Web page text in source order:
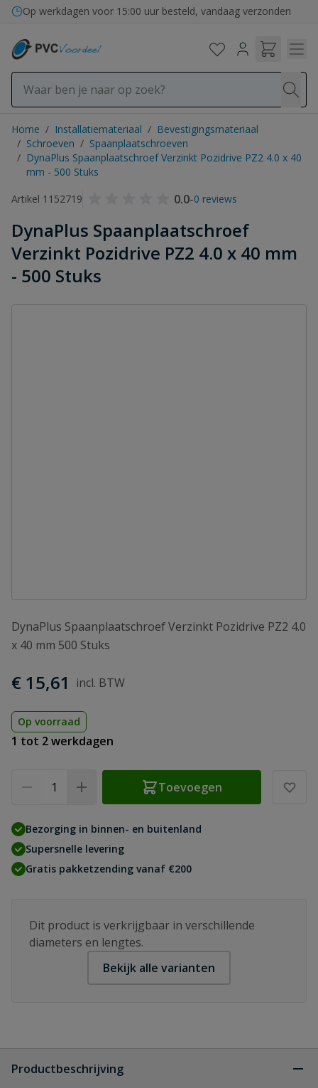
Ga naar de inhoud
Op werkdagen voor 15:00 uur besteld, vandaag verzonden
Home / Installatiemateriaal / Bevestigingsmateriaal
/ Schroeven / Spaanplaatschroeven
/ DynaPlus Spaanplaatschroef Verzinkt Pozidrive PZ2 4.0 x 40
mm - 500 Stuks
Artikel 1152719
0.0-0 reviews
DynaPlus Spaanplaatschroef
Verzinkt Pozidrive PZ2 4.0 x 40 mm
- 500 Stuks
DynaPlus Spaanplaatschroef Verzinkt Pozidrive PZ2 4.0
x 40 mm 500 Stuks
€ 15,61
Op voorraad
1 tot 2 werkdagen
Toevoegen
Bezorging in binnen- en buitenland
Supersnelle levering
Gratis pakketzending vanaf €200
Dit product is verkrijgbaar in verschillende
diameters en lengtes.
Bekijk alle varianten
Productbeschrijving